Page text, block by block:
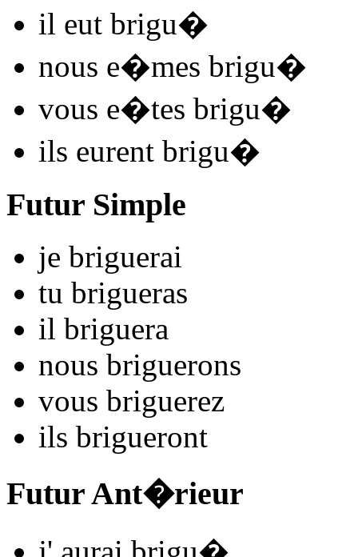
il eut brigu�
nous e�mes brigu�
vous e�tes brigu�
ils eurent brigu�
Futur Simple
je briguerai
tu brigueras
il briguera
nous briguerons
vous briguerez
ils brigueront
Futur Ant�rieur